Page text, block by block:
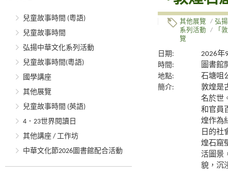
兒童故事時間 (粵語)
兒童故事時間
弘揚中華文化系列活動
兒童故事時間(粵語)
國學講座
其他展覽
兒童故事時間 (英語)
4．23世界閱讀日
其他講座 / 工作坊
中華文化節2026圖書館配合活動
其他展覽 / 弘
系列活動
/
「
覽
日期:
2026年
時間:
圖書館
地點:
石塘咀
簡介:
敦煌是
名於世
和官員
煌作為
日的社
煌石窟
活圖景
貌，沉